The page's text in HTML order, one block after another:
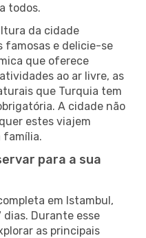
todos.
da cidade
famosas e delicie-se
que oferece
ao ar livre, as
que Turquia tem
A cidade não
estes viajem
família.
para a sua
em Istambul,
dias. Durante esse
as principais